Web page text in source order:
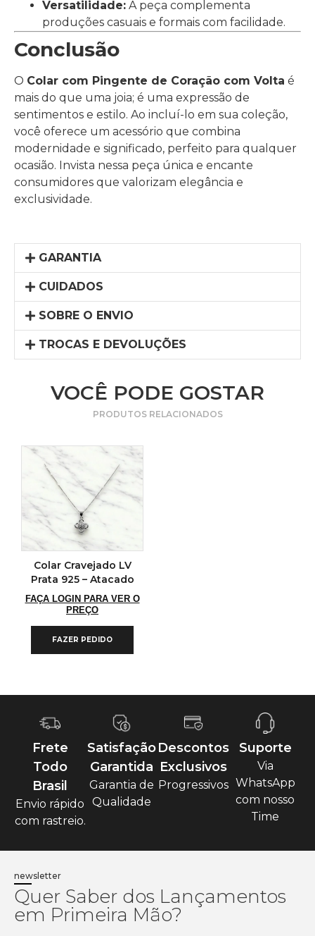
Versatilidade: A peça complementa
produções casuais e formais com facilidade.
Conclusão
O Colar com Pingente de Coração com Volta é
mais do que uma joia; é uma expressão de
sentimentos e estilo. Ao incluí-lo em sua coleção,
você oferece um acessório que combina
modernidade e significado, perfeito para qualquer
ocasião. Invista nessa peça única e encante
consumidores que valorizam elegância e
exclusividade.
GARANTIA
CUIDADOS
SOBRE O ENVIO
TROCAS E DEVOLUÇÕES
VOCÊ PODE GOSTAR
PRODUTOS RELACIONADOS
Colar Cravejado LV
Prata 925 – Atacado
FAÇA LOGIN PARA VER O
PREÇO
FAZER PEDIDO
Frete
Todo
Brasil
Envio rápido
com rastreio.
Satisfação
Garantida
Garantia de
Qualidade
Descontos
Exclusivos
Progressivos
Suporte
Via
WhatsApp
com nosso
Time
newsletter
Quer Saber dos Lançamentos
em Primeira Mão?